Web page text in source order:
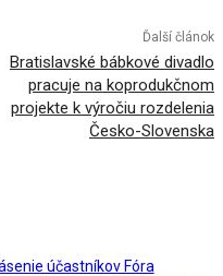
Ďalší článok
Bratislavské bábkové divadlo
pracuje na koprodukčnom
projekte k výročiu rozdelenia
Česko-Slovenska
účastníkov Fóra